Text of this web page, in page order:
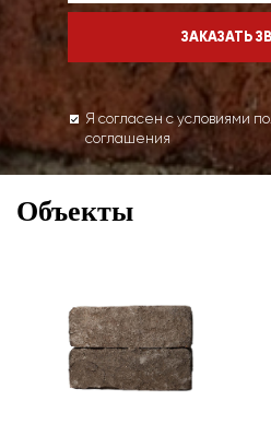
Я согласен с условиями
соглашения
Объекты